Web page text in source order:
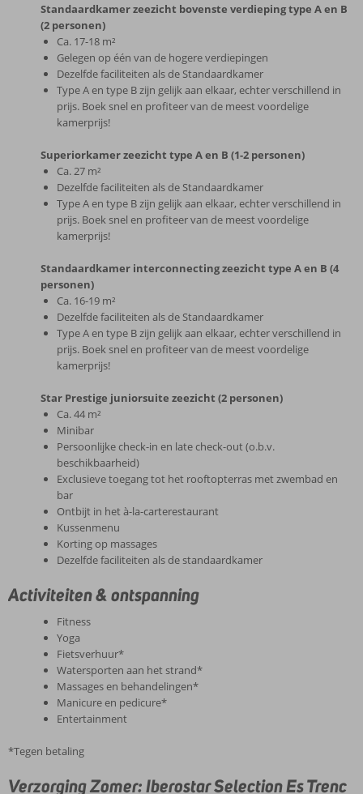
Standaardkamer zeezicht bovenste verdieping type A en B
(2 personen)
Ca. 17-18 m²
Gelegen op één van de hogere verdiepingen
Dezelfde faciliteiten als de Standaardkamer
Type A en type B zijn gelijk aan elkaar, echter verschillend in
prijs. Boek snel en profiteer van de meest voordelige
kamerprijs!
Superiorkamer zeezicht type A en B (1-2 personen)
Ca. 27 m²
Dezelfde faciliteiten als de Standaardkamer
Type A en type B zijn gelijk aan elkaar, echter verschillend in
prijs. Boek snel en profiteer van de meest voordelige
kamerprijs!
Standaardkamer interconnecting zeezicht type A en B (4
personen)
Ca. 16-19 m²
Dezelfde faciliteiten als de Standaardkamer
Type A en type B zijn gelijk aan elkaar, echter verschillend in
prijs. Boek snel en profiteer van de meest voordelige
kamerprijs!
Star Prestige juniorsuite zeezicht (2 personen)
Ca. 44 m²
Minibar
Persoonlijke check-in en late check-out (o.b.v.
beschikbaarheid)
Exclusieve toegang tot het rooftopterras met zwembad en
bar
Ontbijt in het à-la-carterestaurant
Kussenmenu
Korting op massages
Dezelfde faciliteiten als de standaardkamer
Activiteiten & ontspanning
Fitness
Yoga
Fietsverhuur*
Watersporten aan het strand*
Massages en behandelingen*
Manicure en pedicure*
Entertainment
*Tegen betaling
Verzorging Zomer: Iberostar Selection Es Trenc